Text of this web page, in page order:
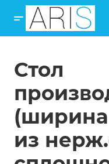
Стол
из